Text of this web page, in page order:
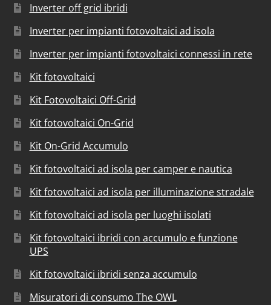
Inverter off grid ibridi
Inverter per impianti fotovoltaici ad isola
Inverter per impianti fotovoltaici connessi in rete
Kit fotovoltaici
Kit Fotovoltaici Off-Grid
Kit fotovoltaici On-Grid
Kit On-Grid Accumulo
Kit fotovoltaici ad isola per camper e nautica
Kit fotovoltaici ad isola per illuminazione stradale
Kit fotovoltaici ad isola per luoghi isolati
Kit fotovoltaici ibridi con accumulo e funzione
UPS
Kit fotovoltaici ibridi senza accumulo
Misuratori di consumo The OWL